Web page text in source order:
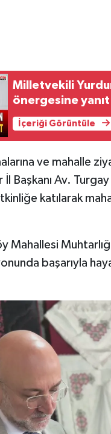
Milletvekili
önergesine yanıt
İçeriği Görüntüle
ve mahalle
Başkanı Av.
katılarak
Mahallesi
başarıyla